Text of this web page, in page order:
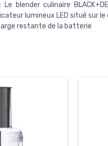
: Le blender culinaire
lumineux LED situé sur
restante de la batterie